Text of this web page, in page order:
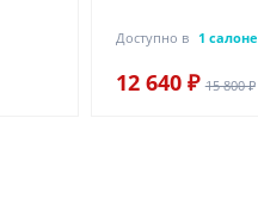
Доступно в 1 салоне
12 640 ₽ 15 800 ₽